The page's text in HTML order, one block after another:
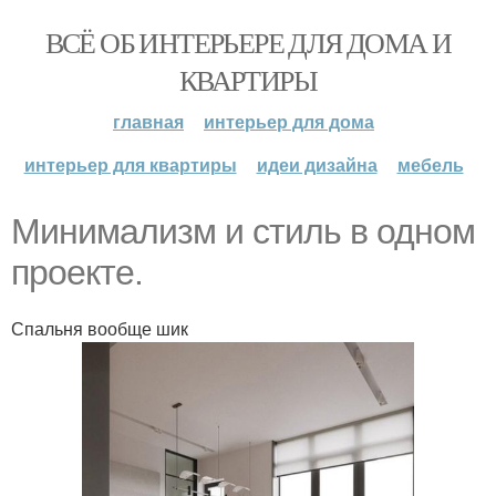
ВСЁ ОБ ИНТЕРЬЕРЕ ДЛЯ ДОМА И
КВАРТИРЫ
главная
интерьер для дома
интерьер для квартиры
идеи дизайна мебель
Минимализм и стиль в одном
проекте.
Спальня вообще шик